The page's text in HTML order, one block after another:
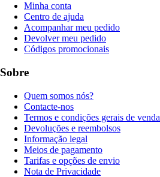
Minha conta
Centro de ajuda
Acompanhar meu pedido
Devolver meu pedido
Códigos promocionais
Sobre
Quem somos nós?
Contacte-nos
Termos e condições gerais de venda
Devoluções e reembolsos
Informação legal
Meios de pagamento
Tarifas e opções de envio
Nota de Privacidade